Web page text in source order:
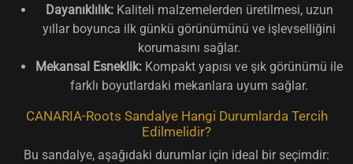
Dayanıklılık:Kaliteli malzemelerden üretilmesi, uzun
yıllar boyunca ilk günkü görünümünü ve işlevselliğini
korumasını sağlar.
Mekansal Esneklik: Kompakt yapısı ve şık görünümü ile
farklı boyutlardaki mekanlara uyum sağlar.
CANARIA-Roots Sandalye Hangi Durumlarda Tercih
Edilmelidir?
Bu sandalye, aşağıdaki durumlar için ideal bir seçimdir: